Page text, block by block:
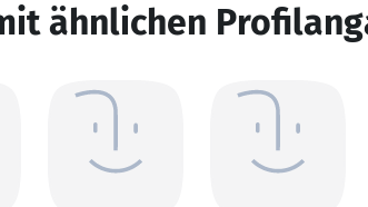
ähnlichen